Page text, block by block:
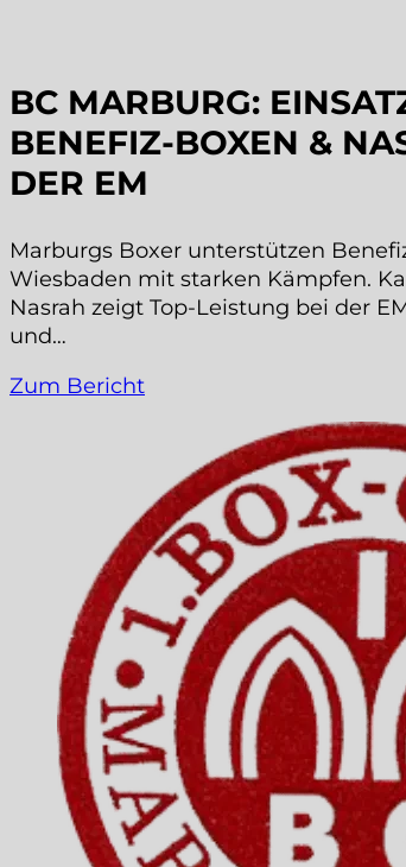
BC MARBURG:
BENEFIZ-BOXEN &
DER EM
Marburgs Boxer unterstützen
Wiesbaden mit starken Kämpfen.
Nasrah zeigt Top-Leistung bei der
und…
Zum Bericht